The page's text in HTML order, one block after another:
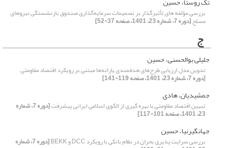
بررسی مؤلفه های تأثیرگذار بر تصمیمات سرمایه‌گذاری صندوق بازنشستگی نیروهای
مسلح[دوره 7، شماره 23، 1401، صفحه 37-52]
ج
جلیلی بوالحسنی، حسین
تدوین مدل ارزیابی طرح‌های هدفمندی یارانه‌ها مبتنی بر رویکرد اقتصاد مقاومتی
[دوره 7، شماره 23، 1401، صفحه 119-141]
جمشیدیان، هادی
تبیین اقتصاد مقاومتی با بهره گیری از الگوی اسلامی ایرانی پیشرفت [دوره 7، شماره
23، 1401، صفحه 101-117]
جهانگیرنیا، حسین
بررسی سرایت پذیری بحران در نظام بانکی با رویکرد DCC و BEKK [دوره 7، شماره